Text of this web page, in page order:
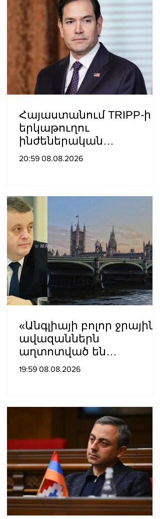
Հայաստանում TRIPP-ի
երկաթուղու
ինժեներական
ուսումնասիրություններ
20:59 08.08.2026
«Անգլիայի բոլոր ջրային
ավազաններն
աղտոտված են
թունավոր քիմիական
19:59 08.08.2026